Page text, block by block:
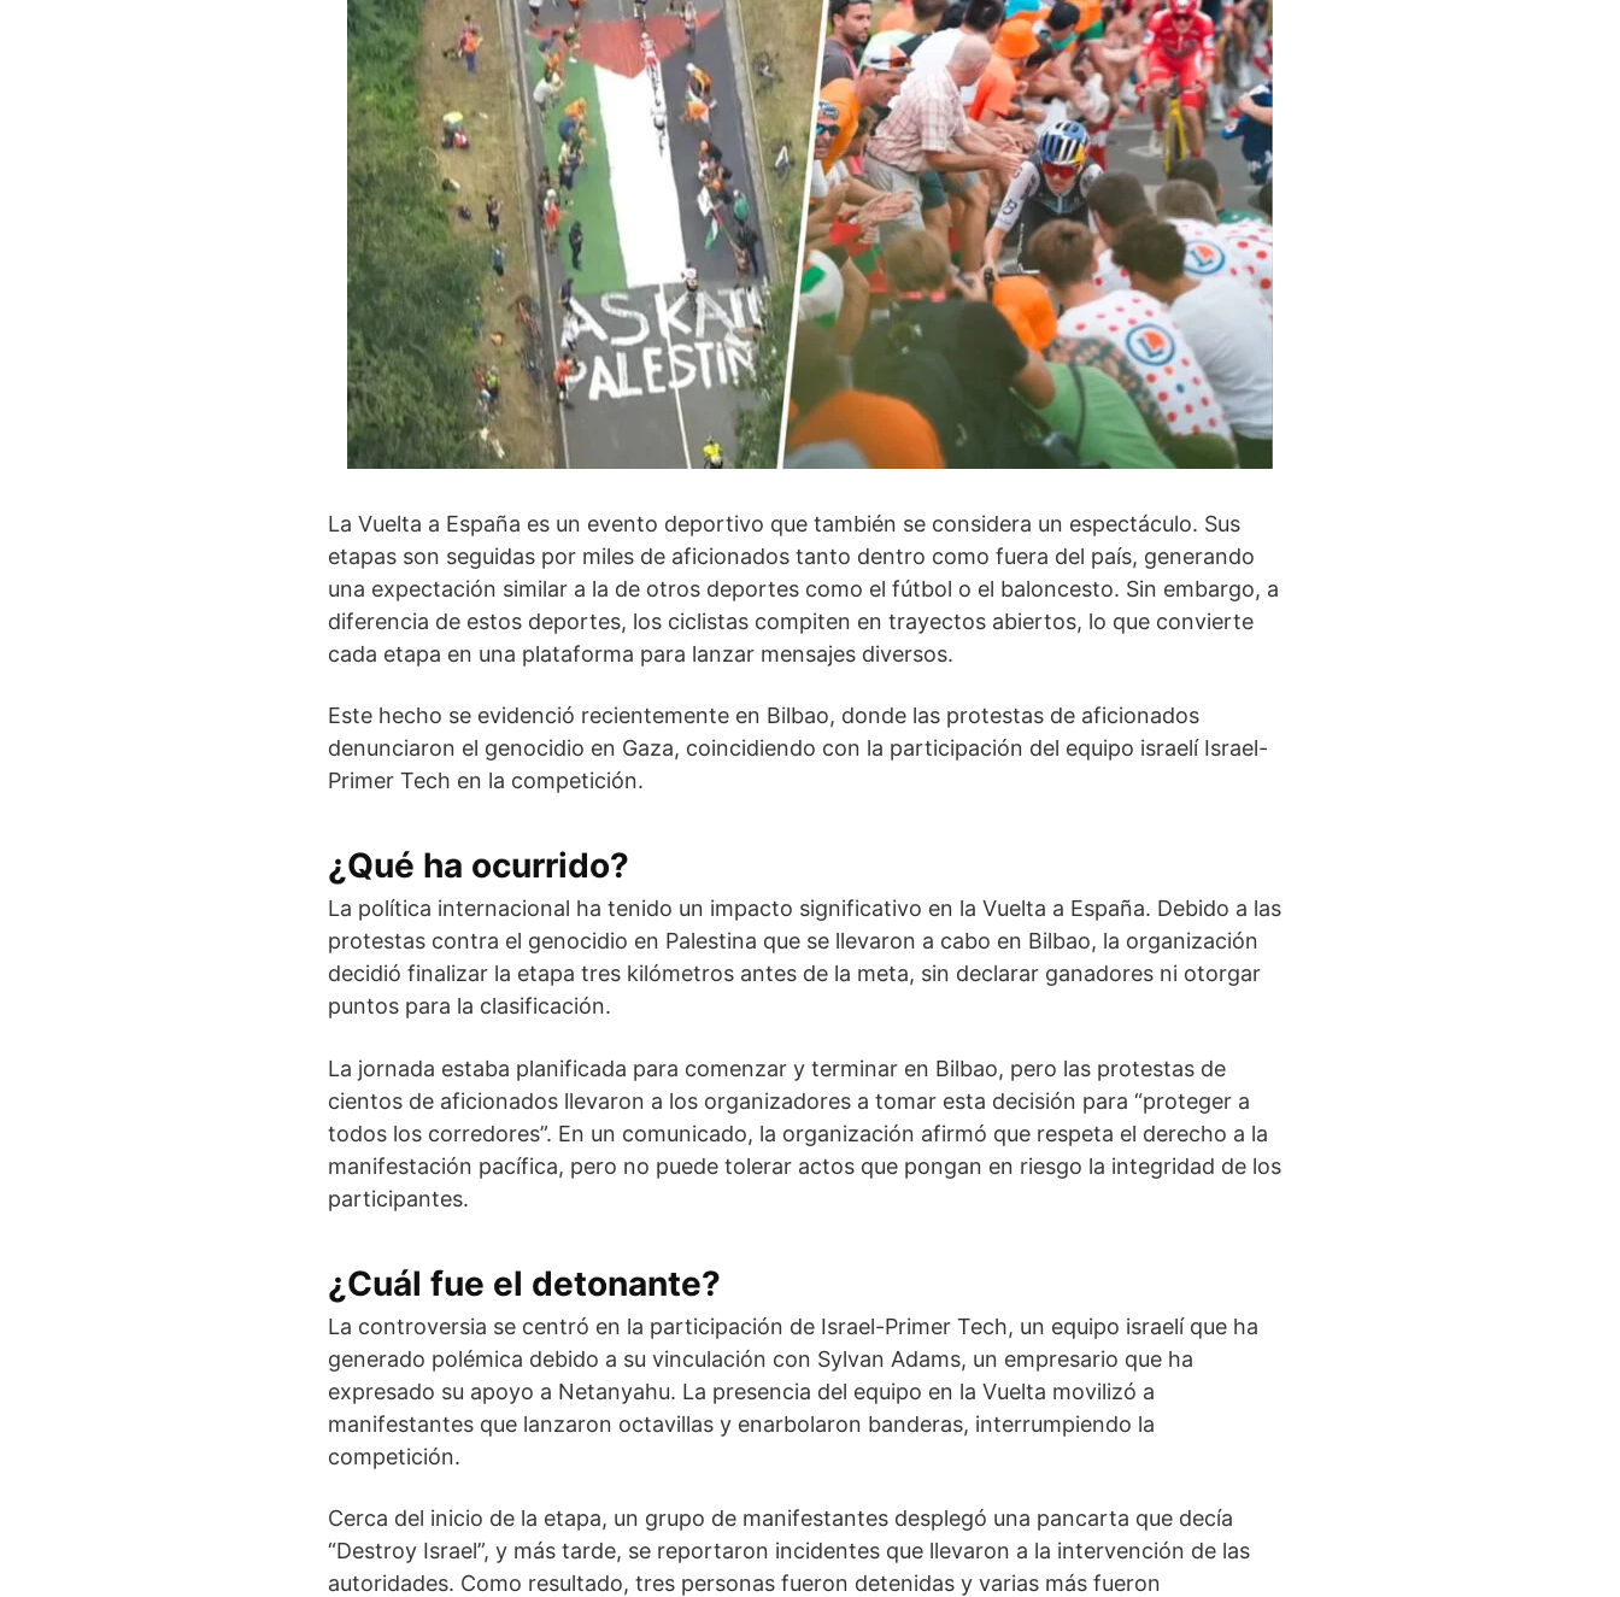
La Vuelta a España es un evento deportivo que también se considera un espectáculo. Sus
etapas son seguidas por miles de aficionados tanto dentro como fuera del país, generando
una expectación similar a la de otros deportes como el fútbol o el baloncesto. Sin embargo, a
diferencia de estos deportes, los ciclistas compiten en trayectos abiertos, lo que convierte
cada etapa en una plataforma para lanzar mensajes diversos.
Este hecho se evidenció recientemente en Bilbao, donde las protestas de aficionados
denunciaron el genocidio en Gaza, coincidiendo con la participación del equipo israelí Israel-
Primer Tech en la competición.
¿Qué ha ocurrido?
La política internacional ha tenido un impacto significativo en la Vuelta a España. Debido a las
protestas contra el genocidio en Palestina que se llevaron a cabo en Bilbao, la organización
decidió finalizar la etapa tres kilómetros antes de la meta, sin declarar ganadores ni otorgar
puntos para la clasificación.
La jornada estaba planificada para comenzar y terminar en Bilbao, pero las protestas de
cientos de aficionados llevaron a los organizadores a tomar esta decisión para “proteger a
todos los corredores”. En un comunicado, la organización afirmó que respeta el derecho a la
manifestación pacífica, pero no puede tolerar actos que pongan en riesgo la integridad de los
participantes.
¿Cuál fue el detonante?
La controversia se centró en la participación de Israel-Primer Tech, un equipo israelí que ha
generado polémica debido a su vinculación con Sylvan Adams, un empresario que ha
expresado su apoyo a Netanyahu. La presencia del equipo en la Vuelta movilizó a
manifestantes que lanzaron octavillas y enarbolaron banderas, interrumpiendo la
competición.
Cerca del inicio de la etapa, un grupo de manifestantes desplegó una pancarta que decía
“Destroy Israel”, y más tarde, se reportaron incidentes que llevaron a la intervención de las
autoridades. Como resultado, tres personas fueron detenidas y varias más fueron